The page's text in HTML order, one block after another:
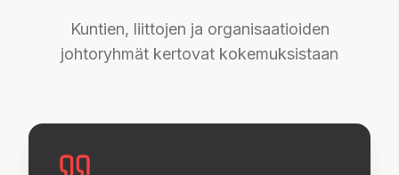
Kuntien, liittojen ja organisaatioiden
johtoryhmät kertovat kokemuksistaan